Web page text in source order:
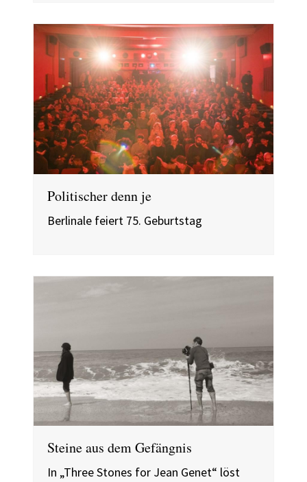
Politischer denn je
Berlinale feiert 75. Geburtstag
Steine aus dem Gefängnis
In „Three Stones for Jean Genet“ löst